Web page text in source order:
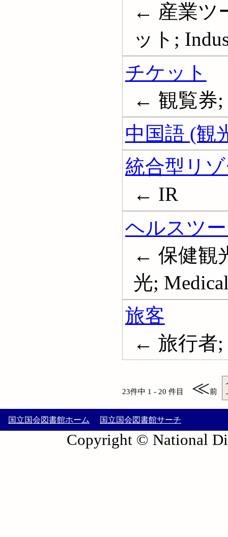
← 産業ツ
ット;
チケット
← 観覧券;
中国語 (観
統合型リ
← IR
ヘルスツ
← 保健観
光;
旅客
← 旅行者;
23件中 1 - 20 件目 ≪前
国立国会図書館ホーム 国立国会図書館サーチ
Copyright © National